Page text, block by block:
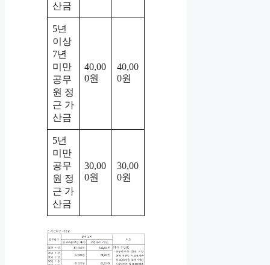
산금
5년
이상
7년
미만
공무
원 정
근 가
산금
40,00
0원
40,00
0원
5년
미만
공무
원 정
근 가
산금
30,00
0원
30,00
0원